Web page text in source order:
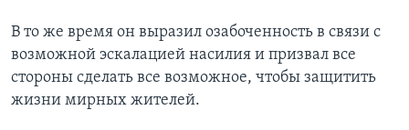
В то же время он выразил озабоченность в связи с
возможной эскалацией насилия и призвал все
стороны сделать все возможное, чтобы защитить
жизни мирных жителей.